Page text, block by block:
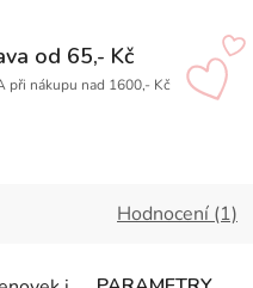
od 65,- Kč
při nákupu nad 1600,- Kč
Hodnocení (1)